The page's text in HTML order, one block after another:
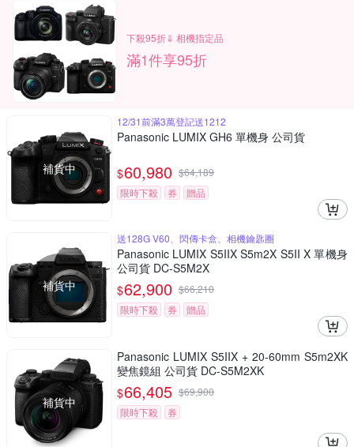
下殺95折⇓ 相機指定品
滿1件享95折
補貨中
12/31前滿3萬登記送1212
Panasonic LUMIX GH6 單機身 公司貨
$60,980 $64,189
限時下殺
券 贈品
補貨中
送128G V60、閃傳卡盒、相機鑰匙圈
Panasonic LUMIX S5IIX S5m2X S5II X 單機身
公司貨 DC-S5M2X
$62,900 $66,210
限時下殺
券 贈品
補貨中
Panasonic LUMIX S5IIX + 20-60mm S5m2XK
變焦鏡組 公司貨 DC-S5M2XK
$66,405 $69,900
限時下殺
券